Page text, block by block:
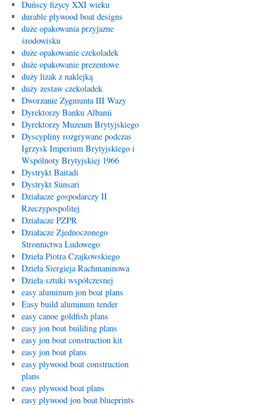
Duńscy fizycy XXI wieku
durable plywood boat designs
duże opakowania przyjazne
środowisku
duże opakowanie czekoladek
duże opakowanie prezentowe
duży lizak z naklejką
duży zestaw czekoladek
Dworzanie Zygmunta III Wazy
Dyrektorzy Banku Albanii
Dyrektorzy Muzeum Brytyjskiego
Dyscypliny rozgrywane podczas
Igrzysk Imperium Brytyjskiego i
Wspólnoty Brytyjskiej 1966
Dystrykt Baitadi
Dystrykt Sunsari
Działacze gospodarczy II
Rzeczypospolitej
Działacze PZPR
Działacze Zjednoczonego
Stronnictwa Ludowego
Dzieła Piotra Czajkowskiego
Dzieła Siergieja Rachmaninowa
Dzieła sztuki współczesnej
easy aluminum jon boat plans
Easy build aluminum tender
easy canoe goldfish plans
easy jon boat building plans
easy jon boat construction kit
easy jon boat plans
easy plywood boat construction
plans
easy plywood boat plans
easy plywood jon boat blueprints